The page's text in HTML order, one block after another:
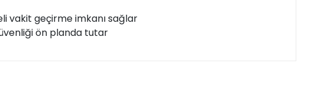
vakit geçirme imkanı sağlar
ön planda tutar